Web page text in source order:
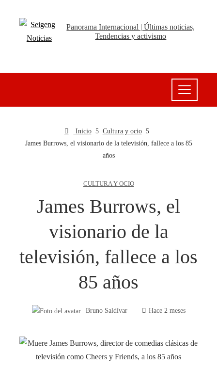
Panorama Internacional | Últimas noticias,
Tendencias y activismo
Inicio
Cultura y ocio
James Burrows, el visionario de la televisión, fallece a los 85
años
CULTURA Y OCIO
James Burrows, el
visionario de la
televisión, fallece a los
85 años
Bruno Saldívar Hace 2 meses